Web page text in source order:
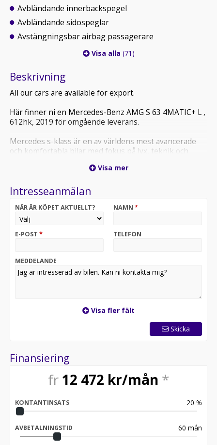
Avbländande innerbackspegel
Avbländande sidospeglar
Avstängningsbar airbag passagerare
Visa alla (71)
Beskrivning
All our cars are available for export.
Här finner ni en Mercedes-Benz AMG S 63 4MATIC+ L ,
612hk, 2019 för omgående leverans.
Mercedes s-klass är en av världens mest avancerade
och komfortabla bilar med fokus på lyx, teknik och
körupplevelse tillsammans med innovativa funktioner
självklart val för den som vill ha det bästa inom
Övrig information om bilen:
Panorama
Massagestolar
Burmester
Betalningsalternativ:
Garantialternativ:
Du kan köpa bilen med 6–24 månaders garanti.
Betalningsmetoder:
accepteras.
Kontrollera eventuella beloppsgränser för större
Visa mer
Intresseanmälan
NÄR ÄR KÖPET AKTUELLT? NAMN *
E-POST * TELEFON
MEDDELANDE
Visa fler fält
Skicka
Finansiering
fr 12 472 kr/mån *
KONTANTINSATS 20 %
AVBETALNINGSTID 60 mån